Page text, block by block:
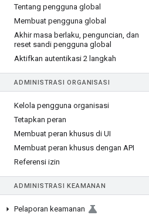
Tentang pengguna global
Membuat pengguna global
Akhir masa berlaku, penguncian, dan
reset sandi pengguna global
Aktifkan autentikasi 2 langkah
ADMINISTRASI ORGANISASI
Kelola pengguna organisasi
Tetapkan peran
Membuat peran khusus di UI
Membuat peran khusus dengan API
Referensi izin
ADMINISTRASI KEAMANAN
Pelaporan keamanan